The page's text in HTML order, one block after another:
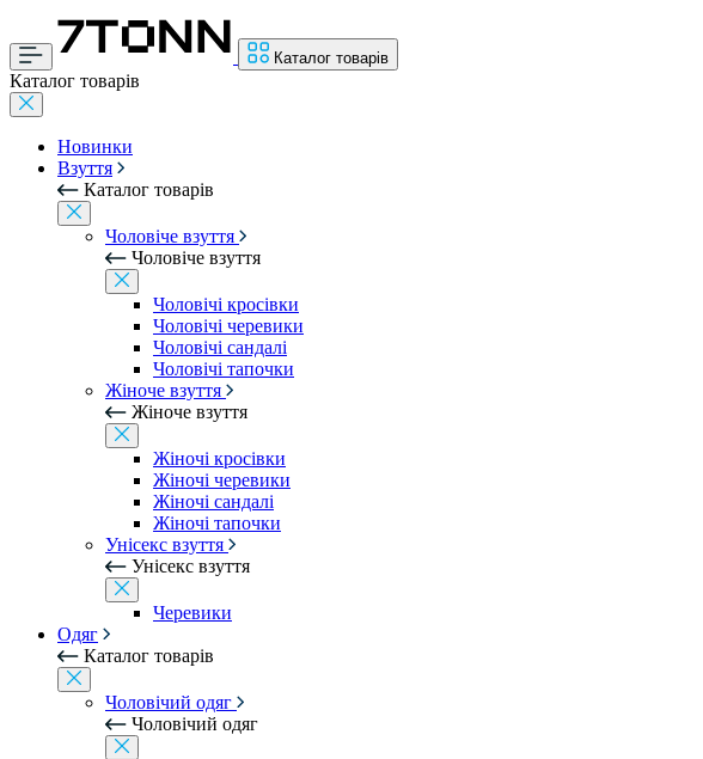
Каталог товарів
Каталог товарів
Новинки
Взуття
Каталог товарів
Чоловіче взуття
Чоловіче взуття
Чоловічі кросівки
Чоловічі черевики
Чоловічі сандалі
Чоловічі тапочки
Жіноче взуття
Жіноче взуття
Жіночі кросівки
Жіночі черевики
Жіночі сандалі
Жіночі тапочки
Унісекс взуття
Унісекс взуття
Черевики
Одяг
Каталог товарів
Чоловічий одяг
Чоловічий одяг